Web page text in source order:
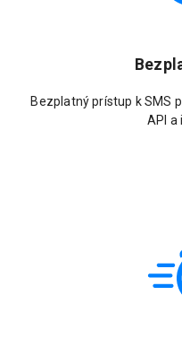
Bezplatný prístup k SMS
API a